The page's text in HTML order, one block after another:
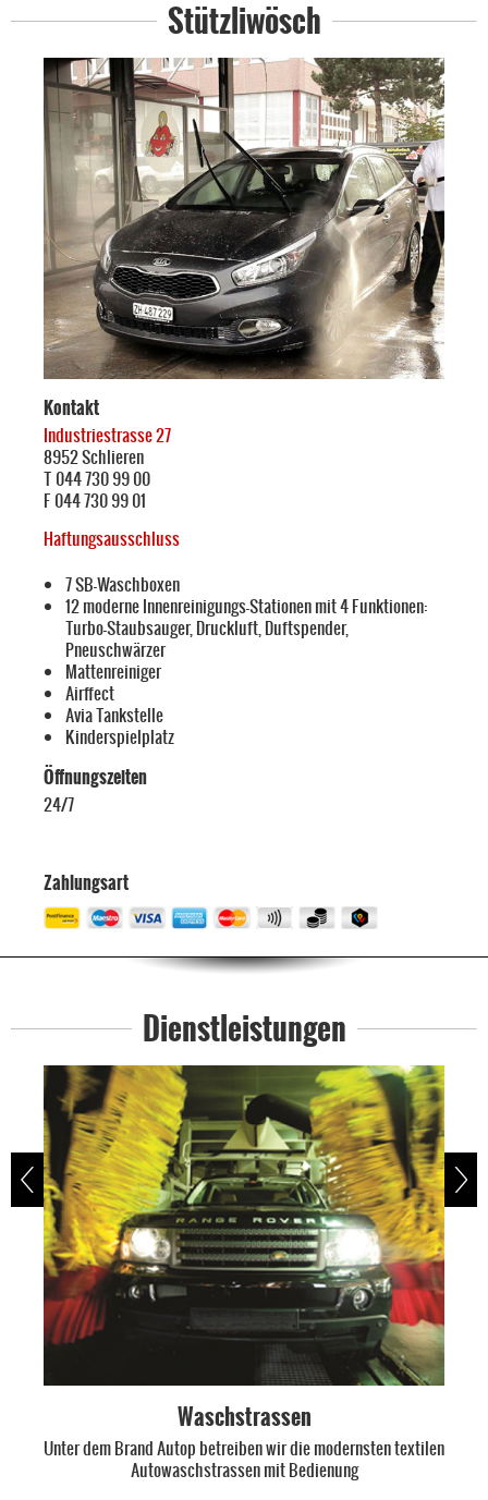
Stützliwösch
Kontakt
Industriestrasse 27
8952 Schlieren
T 044 730 99 00
F 044 730 99 01
Haftungsausschluss
7 SB-Waschboxen
12 moderne Innenreinigungs-Stationen mit 4 Funktionen:
Turbo-Staubsauger, Druckluft, Duftspender,
Pneuschwärzer
Mattenreiniger
Airffect
Avia Tankstelle
Kinderspielplatz
Öffnungszeiten
24/7
Zahlungsart
Dienstleistungen
Waschstrassen
Unter dem Brand Autop betreiben wir die modernsten textilen
Autowaschstrassen mit Bedienung